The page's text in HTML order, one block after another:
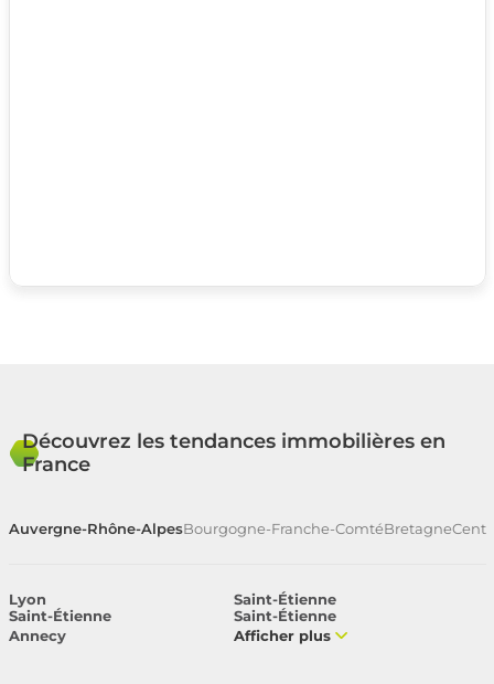
Découvrez les tendances immobilières en
France
Auvergne-Rhône-AlpesBourgogne-Franche-ComtéBretagne
Lyon
Saint-Étienne
Saint-Étienne
Saint-Étienne
Annecy
Afficher plus